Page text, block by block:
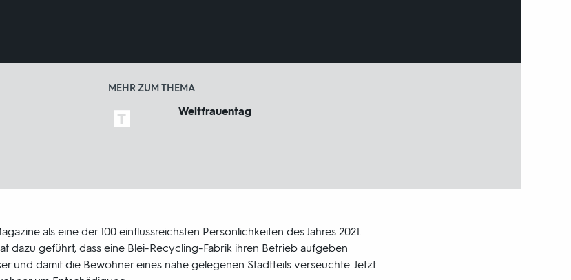
MEHR ZUM THEMA
Weltfrauentag
als eine der 100 einflussreichsten Persönlichkeiten des Jahres 2021.
dazu geführt, dass eine Blei-Recycling-Fabrik ihren Betrieb aufgeben
und damit die Bewohner eines nahe gelegenen Stadtteils verseuchte. Jetzt